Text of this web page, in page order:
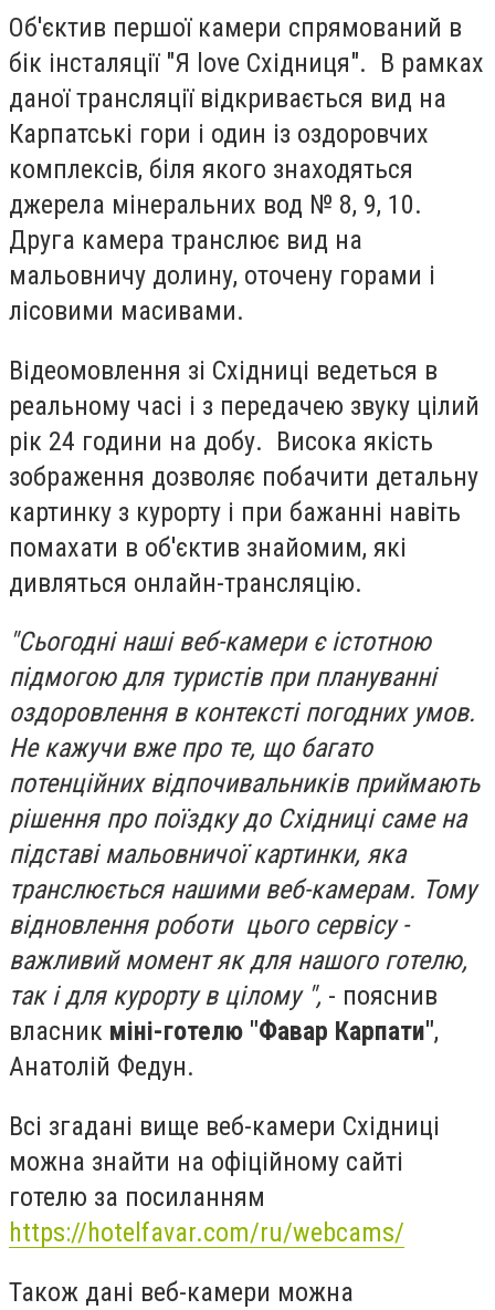
Об'єктив першої камери спрямований в
бік інсталяції "Я love Східниця". В рамках
даної трансляції відкривається вид на
Карпатські гори і один із оздоровчих
комплексів, біля якого знаходяться
джерела мінеральних вод № 8, 9, 10.
Друга камера транслює вид на
мальовничу долину, оточену горами і
лісовими масивами.
Відеомовлення зі Східниці ведеться в
реальному часі і з передачею звуку цілий
рік 24 години на добу. Висока якість
зображення дозволяє побачити детальну
картинку з курорту і при бажанні навіть
помахати в об'єктив знайомим, які
дивляться онлайн-трансляцію.
"Сьогодні наші веб-камери є істотною
підмогою для туристів при плануванні
оздоровлення в контексті погодних умов.
Не кажучи вже про те, що багато
потенційних відпочивальників приймають
рішення про поїздку до Східниці саме на
підставі мальовничої картинки, яка
транслюється нашими веб-камерам. Тому
відновлення роботи цього сервісу -
важливий момент як для нашого готелю,
так і для курорту в цілому ", - пояснив
власник міні-готелю "Фавар Карпати",
Анатолій Федун.
Всі згадані вище веб-камери Східниці
можна знайти на офіційному сайті
готелю за посиланням
https://hotelfavar.com/ru/webcams/
Також дані веб-камери можна